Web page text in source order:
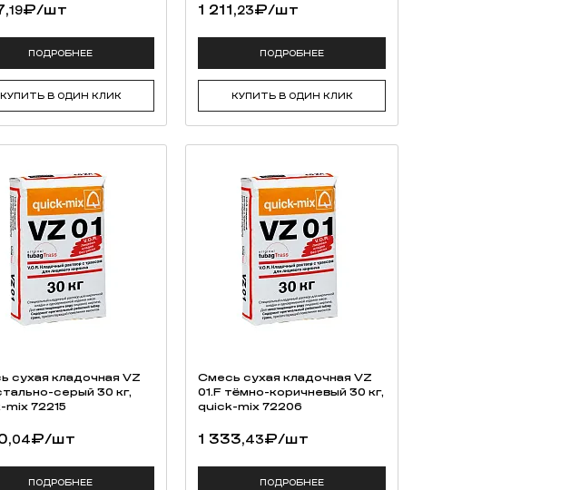
19₽/шт
ПОДРОБНЕЕ
КУПИТЬ В ОДИН КЛИК
1 211,23₽/шт
ПОДРОБНЕЕ
КУПИТЬ В ОДИН КЛИК
cухая кладочная VZ
серый 30 кг,
mix 72215
04₽/шт
ПОДРОБНЕЕ
Смесь cухая кладочная VZ
01.F тёмно-коричневый 30 кг,
quick-mix 72206
1 333,43₽/шт
ПОДРОБНЕЕ